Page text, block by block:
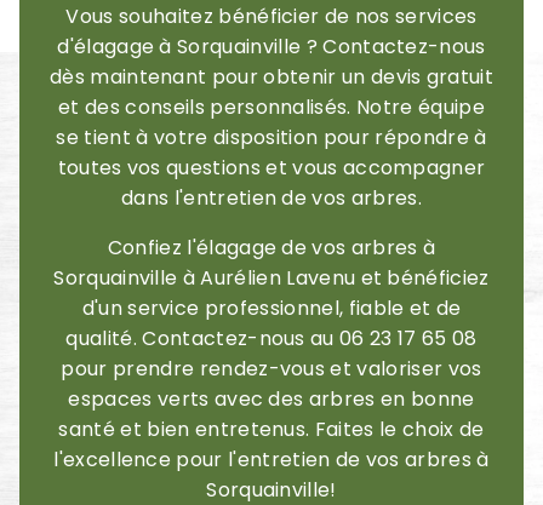
Vous souhaitez bénéficier de nos services
d'élagage à Sorquainville ? Contactez-nous
dès maintenant pour obtenir un devis gratuit
et des conseils personnalisés. Notre équipe
se tient à votre disposition pour répondre à
toutes vos questions et vous accompagner
dans l'entretien de vos arbres.
Confiez l'élagage de vos arbres à
Sorquainville à Aurélien Lavenu et bénéficiez
d'un service professionnel, fiable et de
qualité. Contactez-nous au 06 23 17 65 08
pour prendre rendez-vous et valoriser vos
espaces verts avec des arbres en bonne
santé et bien entretenus. Faites le choix de
l'excellence pour l'entretien de vos arbres à
Sorquainville!